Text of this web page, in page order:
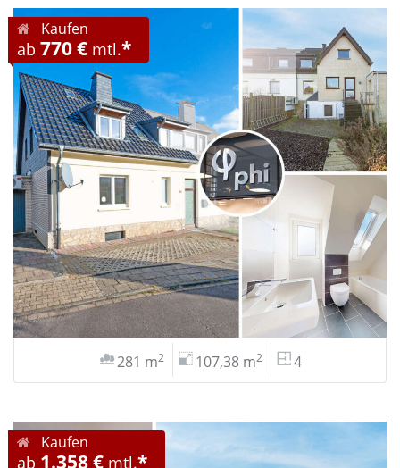
Kaufen
ab 770 € mtl.*
281 m2 107,38 m2 4
Kaufen
ab 1.358 € mtl.*